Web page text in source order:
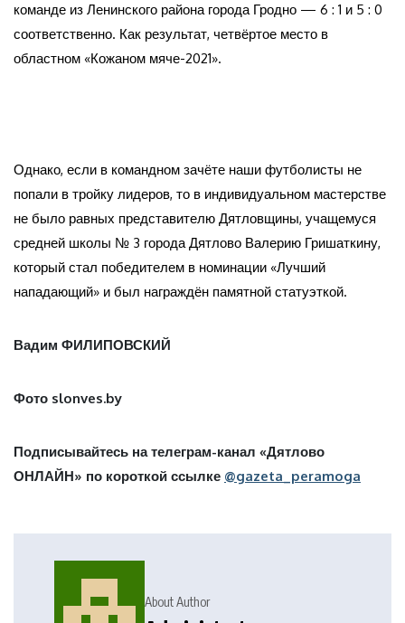
команде из Ленинского района города Гродно — 6 : 1 и 5 : 0
соответственно. Как результат, четвёртое место в
областном «Кожаном мяче-2021».
Однако, если в командном зачёте наши футболисты не
попали в тройку лидеров, то в индивидуальном мастерстве
не было равных представителю Дятловщины, учащемуся
средней школы № 3 города Дятлово Валерию Гришаткину,
который стал победителем в номинации «Лучший
нападающий» и был награждён памятной статуэткой.
Вадим ФИЛИПОВСКИЙ
Фото slonves.by
Подписывайтесь на телеграм-канал «Дятлово
ОНЛАЙН» по короткой ссылке @gazeta_peramoga
About Author